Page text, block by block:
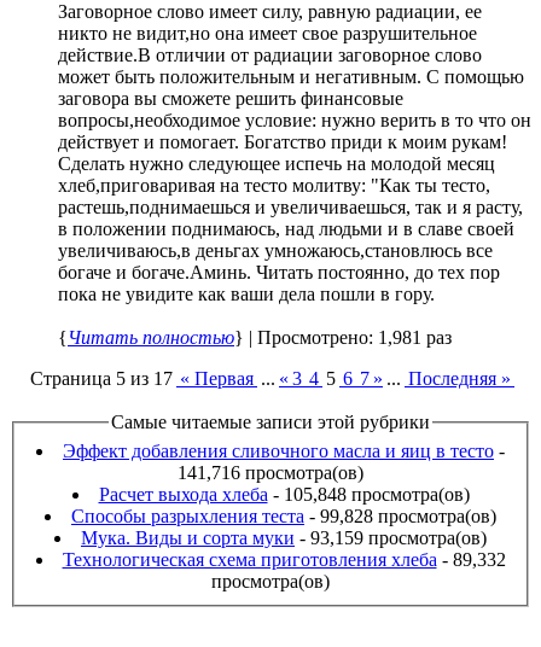
Заговорное слово имеет силу, равную радиации, ее
никто не видит,но она имеет свое разрушительное
действие.В отличии от радиации заговорное слово
может быть положительным и негативным. С помощью
заговора вы сможете решить финансовые
вопросы,необходимое условие: нужно верить в то что он
действует и помогает. Богатство приди к моим рукам!
Сделать нужно следующее испечь на молодой месяц
хлеб,приговаривая на тесто молитву: "Как ты тесто,
растешь,поднимаешься и увеличиваешься, так и я расту,
в положении поднимаюсь, над людьми и в славе своей
увеличиваюсь,в деньгах умножаюсь,становлюсь все
богаче и богаче.Аминь. Читать постоянно, до тех пор
пока не увидите как ваши дела пошли в гору.
{Читать полностью} | Просмотрено: 1,981 раз
Страница 5 из 17 « Первая ... « 3 4 5 6 7 » ... Последняя »
Самые читаемые записи этой рубрики
Эффект добавления сливочного масла и яиц в тесто -
141,716 просмотра(ов)
Расчет выхода хлеба - 105,848 просмотра(ов)
Способы разрыхления теста - 99,828 просмотра(ов)
Мука. Виды и сорта муки - 93,159 просмотра(ов)
Технологическая схема приготовления хлеба - 89,332
просмотра(ов)